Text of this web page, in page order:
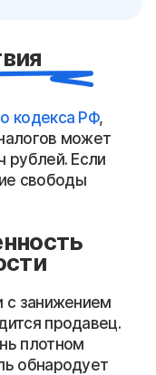
кодекса РФ,
может
рублей. Если
свободы
с занижением
продавец.
плотном
обнародует